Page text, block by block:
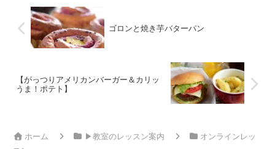
ゴロンと焼き芋バターパン
【がっつりアメリカンバーガー＆カリッ
うま！ポテト】
ホーム ▶︎教室のレッスン案内
オンラインレッ